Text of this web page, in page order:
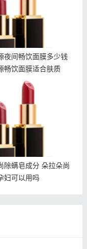
夜间畅饮面膜多少钱
畅饮面膜适合肤质
尚除螨皂成分 朵拉
除螨皂成分 朵拉朵尚
妇可以用吗